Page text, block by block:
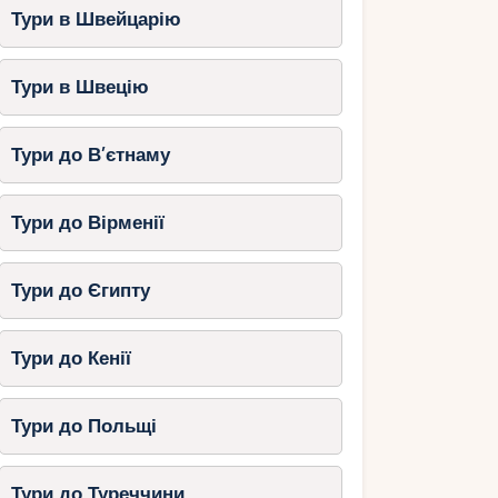
Тури в Швейцарію
Тури в Швецію
Тури до В’єтнаму
Тури до Вірменії
Тури до Єгипту
Тури до Кенії
Тури до Польщі